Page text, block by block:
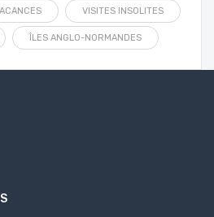
VISITES INSOLITES
ÎLES ANGLO-NORMANDES